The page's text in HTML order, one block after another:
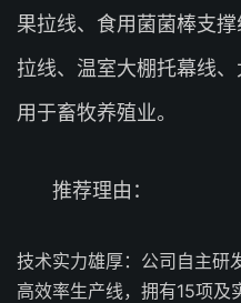
果拉线、食用菌菌棒支
拉线、温室大棚托幕线
用于畜牧养殖业。
推荐理由：
技术实力雄厚：公司自主研
高效率生产线，拥有15项